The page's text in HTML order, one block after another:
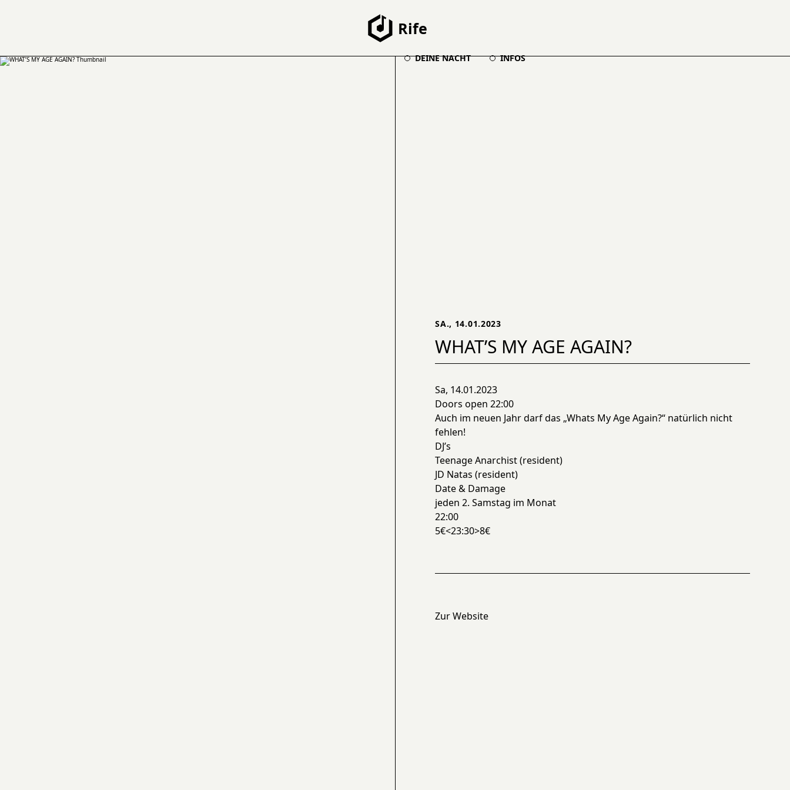
Rife
DEINE NACHT INFOS
SA., 14.01.2023
WHAT’S MY AGE AGAIN?
Sa, 14.01.2023
Doors open 22:00
Auch im neuen Jahr darf das „Whats My Age Again?“ natürlich nicht
fehlen!
DJ’s
Teenage Anarchist (resident)
JD Natas (resident)
Date & Damage
jeden 2. Samstag im Monat
22:00
5€<23:30>8€
Zur Website